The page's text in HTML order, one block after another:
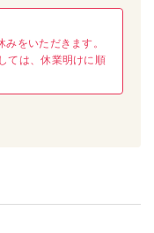
をいただきます。
ては、休業明けに順